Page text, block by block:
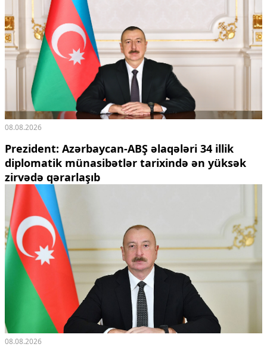
08.08.2026
Prezident: Azərbaycan-ABŞ əlaqələri 34 illik
diplomatik münasibətlər tarixində ən yüksək
zirvədə qərarlaşıb
08.08.2026